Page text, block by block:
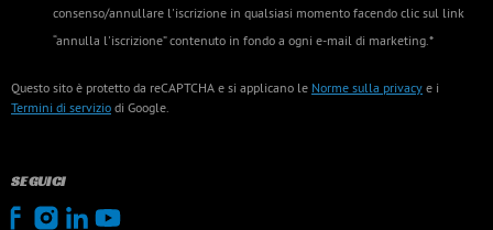
consenso/annullare l'iscrizione in qualsiasi momento facendo clic sul link
“annulla l'iscrizione” contenuto in fondo a ogni e-mail di marketing.*
Questo sito è protetto da reCAPTCHA e si applicano le Norme sulla privacy e i
Termini di servizio di Google.
SEGUICI